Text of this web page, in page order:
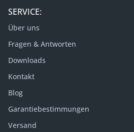
SERVICE:
Über uns
Fragen & Antworten
Downloads
Kontakt
Blog
Garantiebestimmungen
Versand